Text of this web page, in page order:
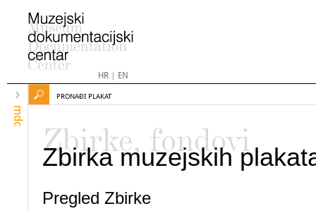
HR| EN
mdc
PRONAĐI PLAKAT
Zbirke, fondovi
Zbirka muzejskih
Pregled Zbirke